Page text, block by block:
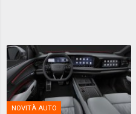
NOVITÀ AUTO